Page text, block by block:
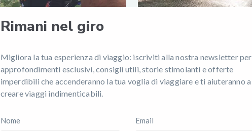
Rimani nel giro
Migliora la tua esperienza di viaggio: iscriviti alla nostra newsletter per
approfondimenti esclusivi, consigli utili, storie stimolanti e offerte
imperdibili che accenderanno la tua voglia di viaggiare e ti aiuteranno a
creare viaggi indimenticabili.
Nome Email